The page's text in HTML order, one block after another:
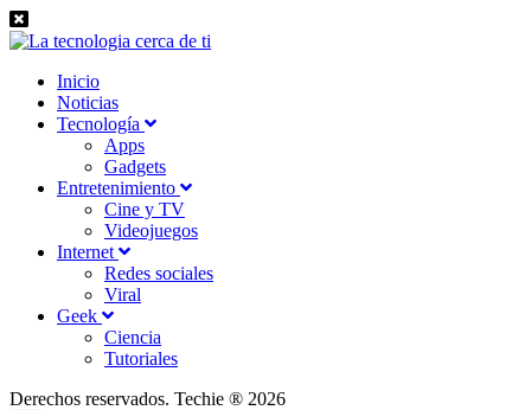
Inicio
Noticias
Tecnología
Apps
Gadgets
Entretenimiento
Cine y TV
Videojuegos
Internet
Redes sociales
Viral
Geek
Ciencia
Tutoriales
Derechos reservados. Techie ® 2026